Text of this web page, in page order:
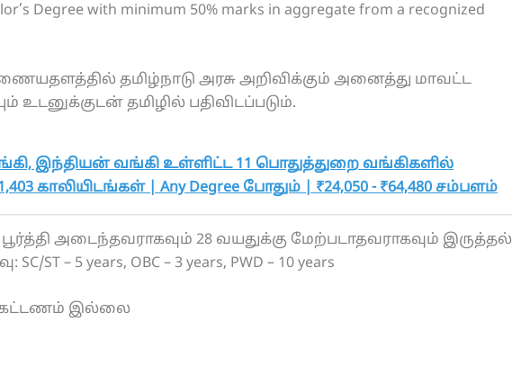
Degree with minimum 50% marks in aggregate from a recognized
தமிழ்நாடு அரசு அறிவிக்கும் அனைத்து மாவட்ட
தமிழில் பதிவிடப்படும்.
இந்தியன் வங்கி உள்ளிட்ட 11 பொதுத்துறை வங்கிகளில்
காலியிடங்கள் | Any Degree போதும் | ₹24,050 - ₹64,480 சம்பளம்
பூர்த்தி அடைந்தவராகவும் 28 வயதுக்கு மேற்படாதவராகவும் இருத்தல்
ST – 5 years, OBC – 3 years, PWD – 10 years
இல்லை